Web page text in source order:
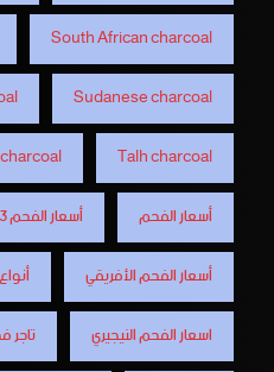
South African charcoal
Sudanese charcoal
Talh charcoal
أسعار الفحم
أسعار الفحم 2023
أسعار الفحم الأفريقي
اسعار الفحم النيجيري